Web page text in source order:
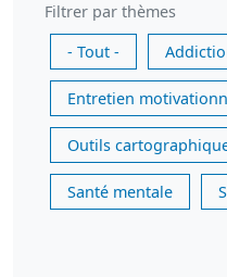
Filtrer par thèmes
- Tout -
Entretien
Outils
Santé mentale